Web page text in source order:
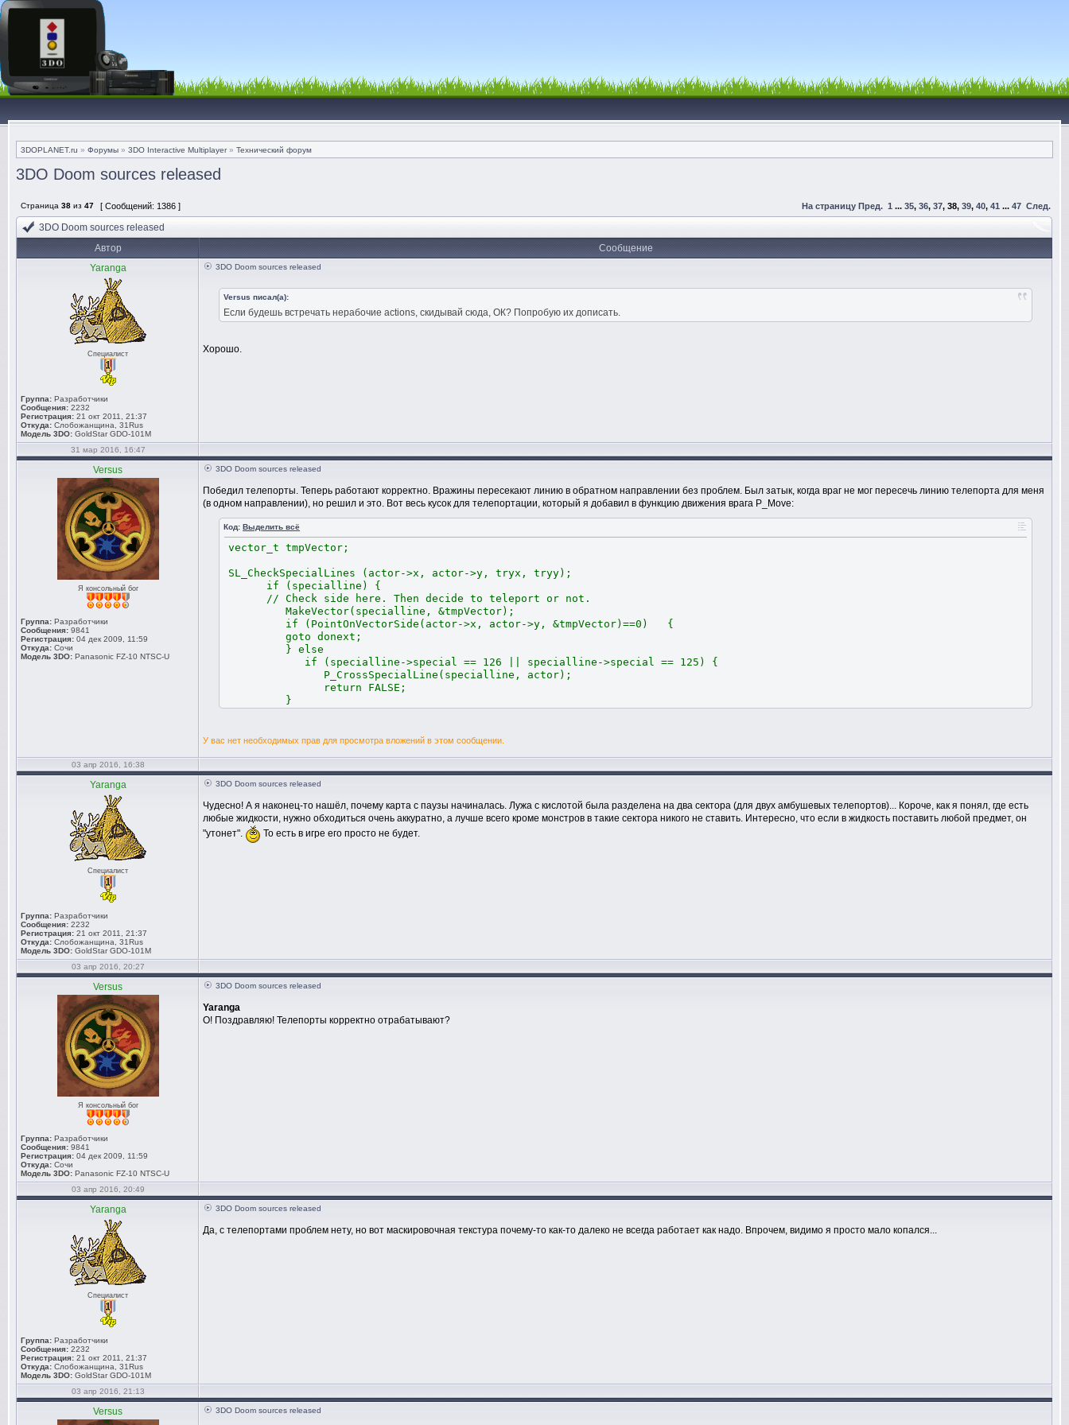
3DOPLANET.ru » Форумы » 3DO Interactive Multiplayer» Технический форум
3DO Doom sources released
Страница 38 из 47 [ Сообщений: 1386 ] На страницу Пред. 1 ... 35, 36, 37, 38, 39, 40, 41 ... 47 След.
3DO Doom sources released
Автор
Сообщение
Yaranga
Специалист
Группа: Разработчики
Сообщения: 2232
Регистрация: 21 окт 2011, 21:37
Откуда: Слобожанщина, 31Rus
Модель 3DO: GoldStar GDO-101M
3DO Doom sources released
Versus писал(а):
Если будешь встречать нерабочие actions, скидывай сюда, ОК? Попробую их дописать.
Хорошо.
31 мар 2016, 16:47
Versus
Я консольный бог
Группа: Разработчики
Сообщения: 9841
Регистрация: 04 дек 2009, 11:59
Откуда: Сочи
Модель 3DO: Panasonic FZ-10 NTSC-U
3DO Doom sources released
Победил телепорты. Теперь работают корректно. Вражины пересекают линию в обратном направлении без проблем. Был затык, когда враг не мог пересечь линию телепорта для меня
(в одном направлении), но решил и это. Вот весь кусок для телепортации, который я добавил в функцию движения врага P_Move:
Код: Выделить всё
vector_t tmpVector;
SL_CheckSpecialLines (actor->x, actor->y, tryx, tryy);
if (specialline) {
// Check side here. Then decide to teleport or not.
MakeVector(specialline, &tmpVector);
if (PointOnVectorSide(actor->x, actor->y, &tmpVector)==0) {
goto donext;
} else
if (specialline->special == 126 || specialline->special == 125) {
P_CrossSpecialLine(specialline, actor);
return FALSE;
}
У вас нет необходимых прав для просмотра вложений в этом сообщении.
03 апр 2016, 16:38
Yaranga
Специалист
Группа: Разработчики
Сообщения: 2232
Регистрация: 21 окт 2011, 21:37
Откуда: Слобожанщина, 31Rus
Модель 3DO: GoldStar GDO-101M
3DO Doom sources released
Чудесно! А я наконец-то нашёл, почему карта с паузы начиналась. Лужа с кислотой была разделена на два сектора (для двух амбушевых телепортов)... Короче, как я понял, где есть
любые жидкости, нужно обходиться очень аккуратно, а лучше всего кроме монстров в такие сектора никого не ставить. Интересно, что если в жидкость поставить любой предмет, он
"утонет".
То есть в игре его просто не будет.
03 апр 2016, 20:27
Versus
Я консольный бог
Группа: Разработчики
Сообщения: 9841
Регистрация: 04 дек 2009, 11:59
Откуда: Сочи
Модель 3DO: Panasonic FZ-10 NTSC-U
3DO Doom sources released
Yaranga
О! Поздравляю! Телепорты корректно отрабатывают?
03 апр 2016, 20:49
Yaranga
Специалист
Группа: Разработчики
Сообщения: 2232
Регистрация: 21 окт 2011, 21:37
Откуда: Слобожанщина, 31Rus
Модель 3DO: GoldStar GDO-101M
3DO Doom sources released
Да, с телепортами проблем нету, но вот маскировочная текстура почему-то как-то далеко не всегда работает как надо. Впрочем, видимо я просто мало копался...
03 апр 2016, 21:13
Versus 3DO Doom sources released